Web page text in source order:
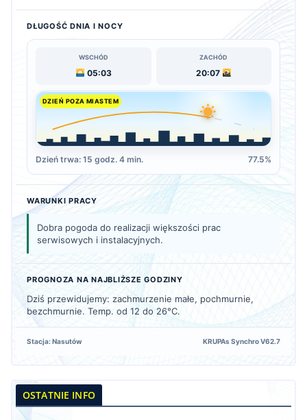
DŁUGOŚĆ DNIA I NOCY
WSCHÓD
05:03
ZACHÓD
20:07
DZIEŃ POZA MIASTEM
Dzień trwa: 15 godz. 4 min. 77.5%
WARUNKI PRACY
Dobra pogoda do realizacji większości prac
serwisowych i instalacyjnych.
PROGNOZA NA NAJBLIŻSZE GODZINY
Dziś przewidujemy: zachmurzenie małe, pochmurnie,
bezchmurnie. Temp. od 12 do 26°C.
Stacja: Nasutów KRUPAs Synchro V62.7
OSTATNIE INFO